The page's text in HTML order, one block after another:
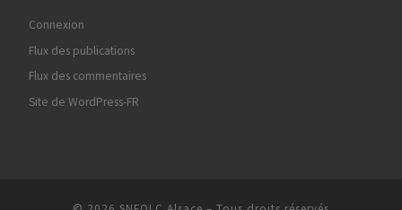
Connexion
Flux des publications
Flux des commentaires
Site de WordPress-FR